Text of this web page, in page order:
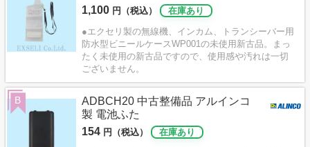
1,100 円（税込）
在庫あり
●エクセリ製の無線機、インカム、トランシーバー用
防水型ビニールケースWP001の未使用新古品。まっ
たく未使用の新古品ですので、使用感や汚れは一切
ございません。
ADBCH20 中古整備品 アルインコ
製 電池ふた
154 円（税込）
在庫あり
B